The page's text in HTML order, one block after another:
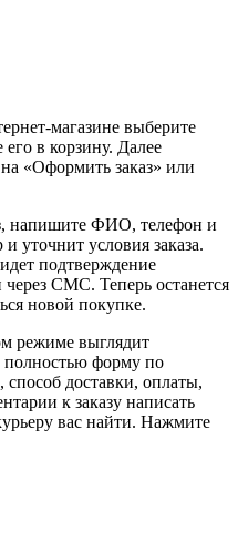
магазине выберите
в корзину. Далее
«Оформить заказ» или
напишите ФИО, телефон и
уточнит условия заказа.
подтверждение
СМС. Теперь останется
новой покупке.
режиме выглядит
полностью форму по
способ доставки, оплаты,
к заказу написать
вас найти. Нажмите